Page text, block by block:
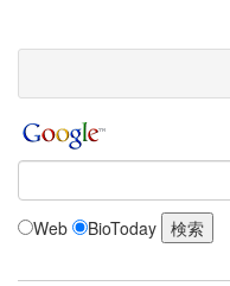
Web BioToday